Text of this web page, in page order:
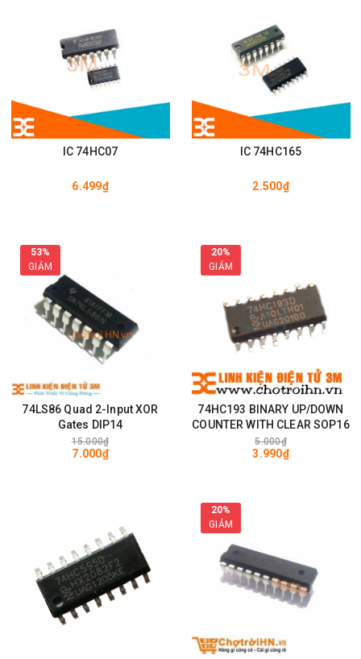
IC 74HC07
6.499₫
IC 74HC165
2.500₫
53%
GIẢM
74LS86 Quad 2-Input XOR
Gates DIP14
15.000₫
7.000₫
20%
GIẢM
74HC193 BINARY UP/DOWN
COUNTER WITH CLEAR SOP16
5.000₫
3.990₫
20%
GIẢM